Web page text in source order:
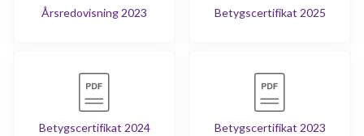
Årsredovisning 2023 Betygscertifikat 2025
Betygscertifikat 2024 Betygscertifikat 2023